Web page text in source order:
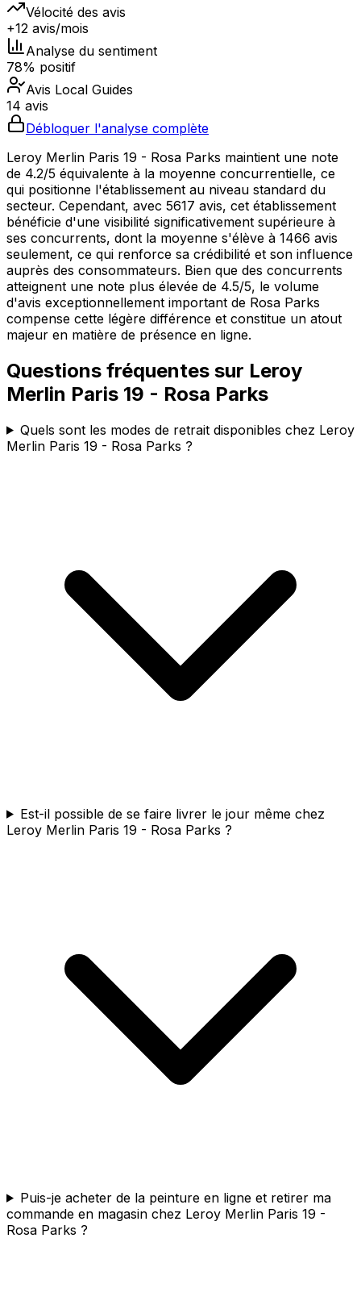
Vélocité des avis
+12 avis/mois
Analyse du sentiment
78% positif
Avis Local Guides
14 avis
Débloquer l'analyse complète
Leroy Merlin Paris 19 - Rosa Parks maintient une note
de 4.2/5 équivalente à la moyenne concurrentielle, ce
qui positionne l'établissement au niveau standard du
secteur. Cependant, avec 5617 avis, cet établissement
bénéficie d'une visibilité significativement supérieure à
ses concurrents, dont la moyenne s'élève à 1466 avis
seulement, ce qui renforce sa crédibilité et son influence
auprès des consommateurs. Bien que des concurrents
atteignent une note plus élevée de 4.5/5, le volume
d'avis exceptionnellement important de Rosa Parks
compense cette légère différence et constitue un atout
majeur en matière de présence en ligne.
Questions fréquentes sur Leroy
Merlin Paris 19 - Rosa Parks
Quels sont les modes de retrait disponibles chez Leroy
Merlin Paris 19 - Rosa Parks ?
Est-il possible de se faire livrer le jour même chez
Leroy Merlin Paris 19 - Rosa Parks ?
Puis-je acheter de la peinture en ligne et retirer ma
commande en magasin chez Leroy Merlin Paris 19 -
Rosa Parks ?